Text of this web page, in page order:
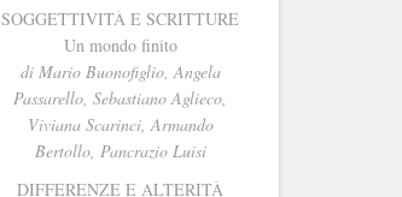
SOGGETTIVITÀ E SCRITTURE
Un mondo finito
di Mario Buonofiglio, Angela
Passarello, Sebastiano Aglieco,
Viviana Scarinci, Armando
Bertollo, Pancrazio Luisi
DIFFERENZE E ALTERITÀ